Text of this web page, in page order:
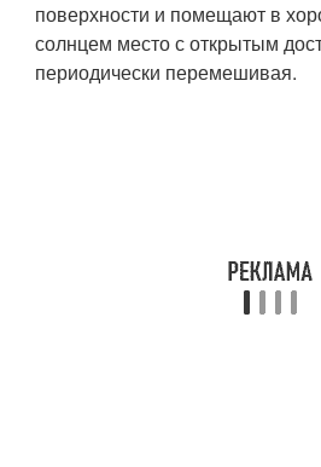
поверхности и помещают в
солнцем место с открытым
периодически перемешивая.